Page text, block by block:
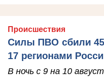
Происшествия
Силы ПВО сбили
17 регионами
В ночь с 9 на 10